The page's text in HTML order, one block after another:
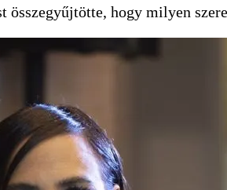
hogy milyen